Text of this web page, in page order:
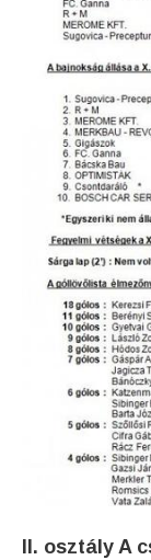
II. osztály A